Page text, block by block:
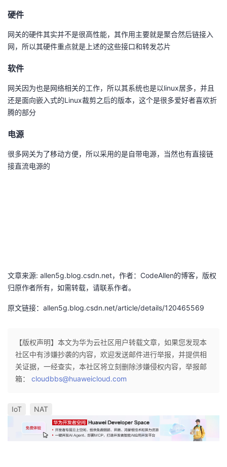
硬件
网关的硬件其实并不是很高性能，其作用主要就是聚合然后链接入
网，所以其硬件重点就是上述的这些接口和转发芯片
软件
网关因为也是网络相关的工作，所以其系统也是以linux居多，并且
还是面向嵌入式的Linux裁剪之后的版本，这个是很多爱好者喜欢折
腾的部分
电源
很多网关为了移动方便，所以采用的是自带电源，当然也有直接链
接直流电源的
文章来源: allen5g.blog.csdn.net，作者：CodeAllen的博客，版权
归原作者所有，如需转载，请联系作者。
原文链接：allen5g.blog.csdn.net/article/details/120465569
【版权声明】本文为华为云社区用户转载文章，如果您发现本
社区中有涉嫌抄袭的内容，欢迎发送邮件进行举报，并提供相
关证据，一经查实，本社区将立刻删除涉嫌侵权内容，举报邮
箱： cloudbbs@huaweicloud.com
IoT NAT